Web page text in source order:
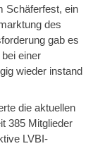
Schäferfest, ein
des
gab es
einer
wieder instand
die aktuellen
385 Mitglieder
LVBI-